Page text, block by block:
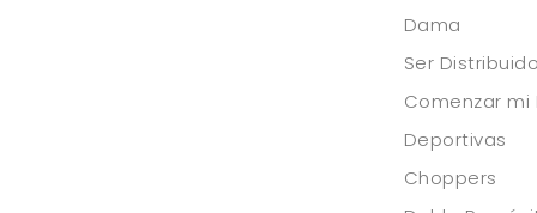
Dama
Ser
Comenzar
Deportivas
Choppers